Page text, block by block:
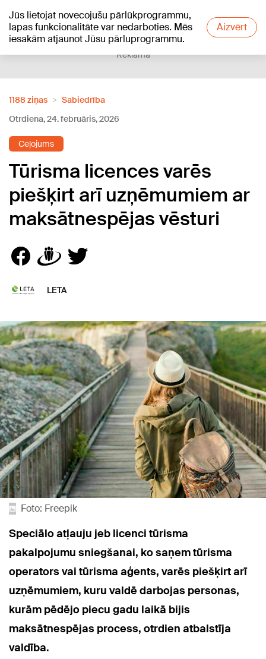
Jūs lietojat novecojušu pārlūkprogrammu,
lapas funkcionalitāte var nedarboties. Mēs
iesakām atjaunot Jūsu pārluprogrammu.
Aizvērt
+16°C
Reklāma
1188 ziņas
Sabiedrība
Otrdiena, 24. februāris, 2026
Ceļojums
Tūrisma licences varēs
piešķirt arī uzņēmumiem ar
maksātnespējas vēsturi
LETA
Foto: Freepik
Speciālo atļauju jeb licenci tūrisma
pakalpojumu sniegšanai, ko saņem tūrisma
operators vai tūrisma aģents, varēs piešķirt arī
uzņēmumiem, kuru valdē darbojas personas,
kurām pēdējo piecu gadu laikā bijis
maksātnespējas process, otrdien atbalstīja
valdība.